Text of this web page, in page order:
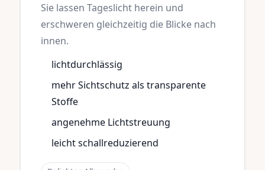
Sie lassen Tageslicht herein und
erschweren gleichzeitig die Blicke nach
innen.
lichtdurchlässig
mehr Sichtschutz als transparente
Stoffe
angenehme Lichtstreuung
leicht schallreduzierend